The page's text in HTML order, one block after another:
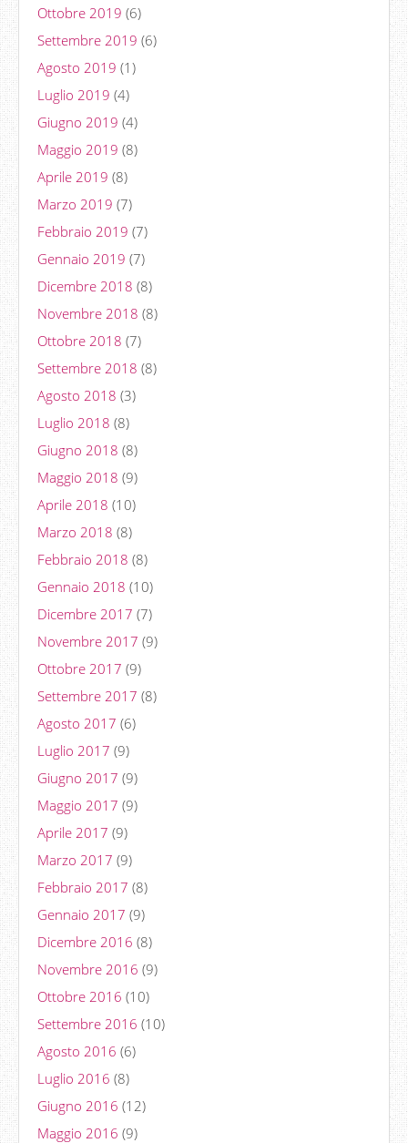
Ottobre 2019 (6)
Settembre 2019 (6)
Agosto 2019 (1)
Luglio 2019 (4)
Giugno 2019 (4)
Maggio 2019 (8)
Aprile 2019 (8)
Marzo 2019 (7)
Febbraio 2019 (7)
Gennaio 2019 (7)
Dicembre 2018 (8)
Novembre 2018 (8)
Ottobre 2018 (7)
Settembre 2018 (8)
Agosto 2018 (3)
Luglio 2018 (8)
Giugno 2018 (8)
Maggio 2018 (9)
Aprile 2018 (10)
Marzo 2018 (8)
Febbraio 2018 (8)
Gennaio 2018 (10)
Dicembre 2017 (7)
Novembre 2017 (9)
Ottobre 2017 (9)
Settembre 2017 (8)
Agosto 2017 (6)
Luglio 2017 (9)
Giugno 2017 (9)
Maggio 2017 (9)
Aprile 2017 (9)
Marzo 2017 (9)
Febbraio 2017 (8)
Gennaio 2017 (9)
Dicembre 2016 (8)
Novembre 2016 (9)
Ottobre 2016 (10)
Settembre 2016 (10)
Agosto 2016 (6)
Luglio 2016 (8)
Giugno 2016 (12)
Maggio 2016 (9)